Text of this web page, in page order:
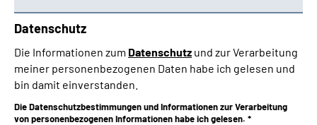
Datenschutz
Die Informationen zum Datenschutz und zur Verarbeitung
meiner personenbezogenen Daten habe ich gelesen und
bin damit einverstanden.
Die Datenschutzbestimmungen und Informationen zur Verarbeitung
von personenbezogenen Informationen habe ich gelesen. *